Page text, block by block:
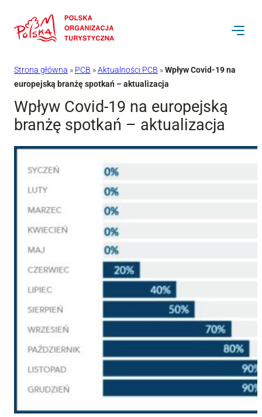
do
Strona główna » PCB »Aktualności PCB »Wpływ Covid-19 na
europejską branżę spotkań – aktualizacja
Wpływ Covid-19 na europejską
branżę spotkań – aktualizacja